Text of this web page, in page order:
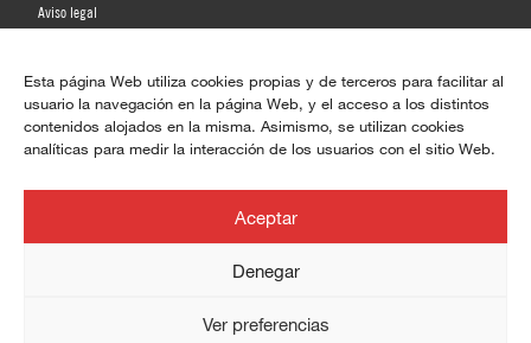
Esta página Web utiliza cookies propias y de terceros para facilitar al
usuario la navegación en la página Web, y el acceso a los distintos
contenidos alojados en la misma. Asimismo, se utilizan cookies
analíticas para medir la interacción de los usuarios con el sitio Web.
Aceptar
Denegar
Ver preferencias
Aviso legal
Política de privacidad de redes sociales
Política de cookies
Redes sociales
Facebook